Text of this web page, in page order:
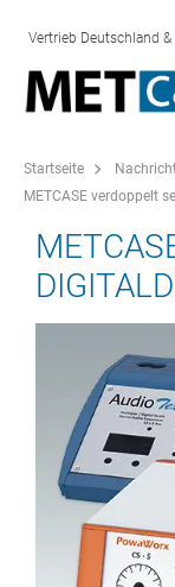
Vertrieb Deutschland &
Startseite
METCASE verdoppelt